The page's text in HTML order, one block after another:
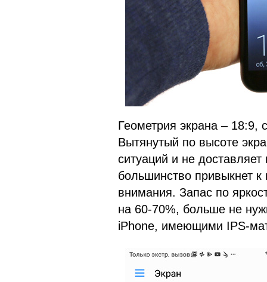
Геометрия экрана – 18:9,
Вытянутый по высоте
ситуаций и не доставляет
большинство привыкнет
внимания. Запас по
на 60-70%, больше не
iPhone, имеющими IPS-